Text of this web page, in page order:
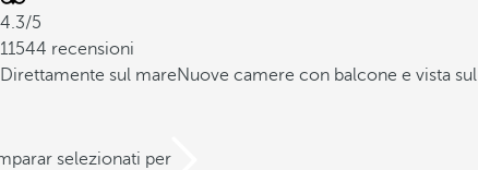
4.3/5
11544 recensioni
Direttamente sul mareNuove camere con balcone e vista
selezionati per